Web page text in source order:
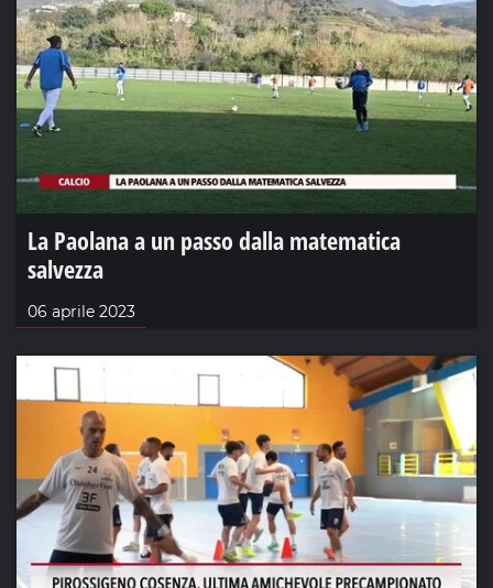
La Paolana a un passo dalla matematica
salvezza
06 aprile 2023